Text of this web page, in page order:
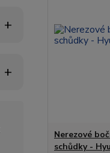
Nerezové
schůdky -